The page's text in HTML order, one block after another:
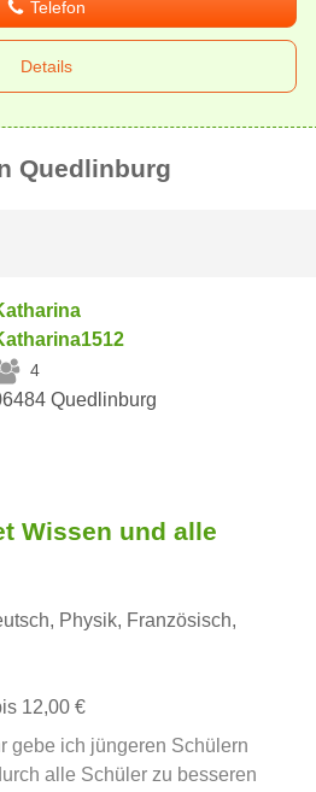
Telefon
Details
Quedlinburg
4
Quedlinburg
Wissen und alle
Physik, Französisch,
12,00 €
gebe ich jüngeren Schülern
alle Schüler zu besseren